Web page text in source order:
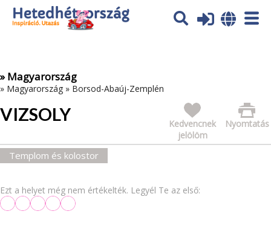
Az oldal sütiket (cookies) használ. További tájékoztatás itt:
Adatvédelmi tájékoztató
» Magyarország
» Magyarország » Borsod-Abaúj-Zemplén
VIZSOLY Nyomtatás
Kedvencnek
jelölöm
Templom és kolostor
Ezt a helyet még nem értékelték. Legyél Te az első: